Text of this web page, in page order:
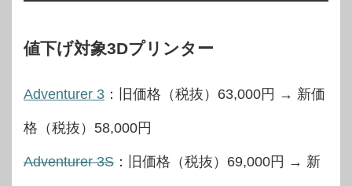
値下げ対象3Dプリンター
Adventurer 3 ：旧価格（税抜）63,000円 → 新価
格（税抜）58,000円
Adventurer 3S ：旧価格（税抜）69,000円 → 新